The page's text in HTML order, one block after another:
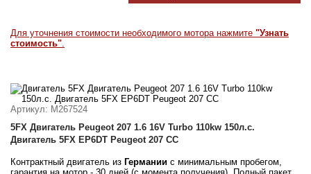
Для уточнения стоимости необходимого мотора нажмите "Узнать
стоимость"
Артикул: M267524
5FX Двигатель Peugeot 207 1.6 16V Turbo 110kw 150л.с.
Двигатель 5FX EP6DT Peugeot 207 CC
Контрактный двигатель из Германии с минимальным пробегом,